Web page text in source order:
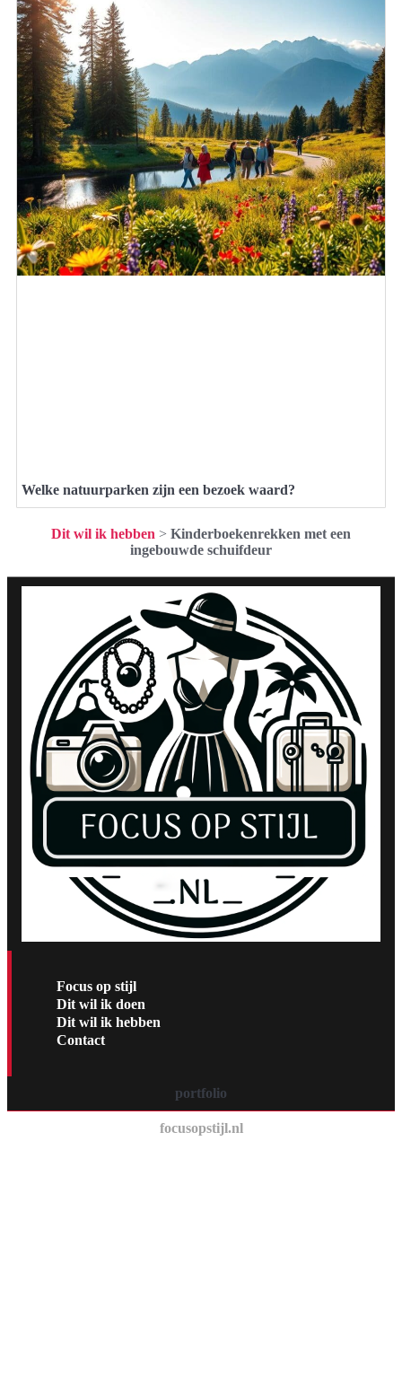
Welke natuurparken zijn een bezoek waard?
Dit wil ik hebben > Kinderboekenrekken met een
ingebouwde schuifdeur
Focus op stijl
Dit wil ik doen
Dit wil ik hebben
Contact
portfolio
focusopstijl.nl